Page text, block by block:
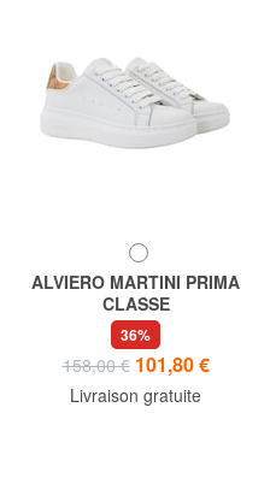
ALVIERO MARTINI PRIMA
CLASSE
GEO Baskets en cuir
36%
158,00 € 101,80 €
Livraison gratuite